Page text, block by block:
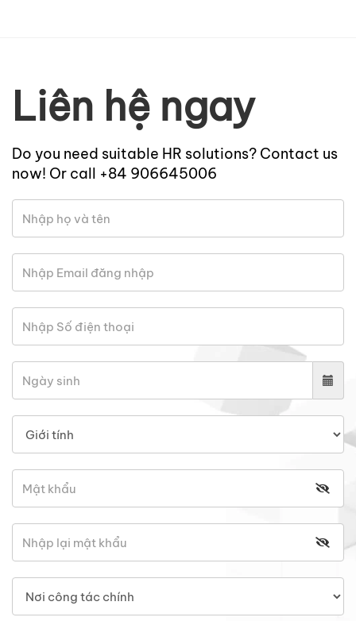
Liên hệ ngay
Do you need suitable HR solutions? Contact us
now! Or call +84 906645006